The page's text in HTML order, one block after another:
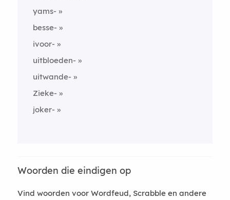
yams-
besse-
ivoor-
uitbloeden-
uitwande-
Zieke-
joker-
Woorden die eindigen op
Vind woorden voor Wordfeud, Scrabble en andere